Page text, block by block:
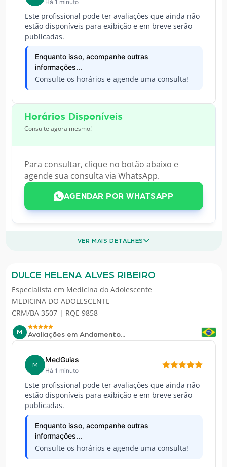
Há 1 minuto
Este profissional pode ter avaliações que ainda não
estão disponíveis para exibição e em breve serão
publicadas.
Enquanto isso, acompanhe outras
informações...
Consulte os horários e agende uma consulta!
Horários Disponíveis
Consulte agora mesmo!
Para consultar, clique no botão abaixo e
agende sua consulta via WhatsApp.
AGENDAR POR WHATSAPP
VER MAIS DETALHES
DULCE HELENA ALVES RIBEIRO
Especialista em Medicina do Adolescente
MEDICINA DO ADOLESCENTE
CRM/BA 3507 | RQE 9858
M Avaliações em Andamento...
M
MedGuias
Há 1 minuto
Este profissional pode ter avaliações que ainda não
estão disponíveis para exibição e em breve serão
publicadas.
Enquanto isso, acompanhe outras
informações...
Consulte os horários e agende uma consulta!